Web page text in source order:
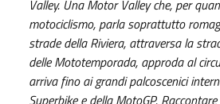
Valley. Una Motor Valley che, per
motociclismo, parla soprattutto
strade della Riviera, attraversa la
delle Mototemporada, approda al
arriva fino ai grandi palcoscenici
Superbike e della MotoGP.